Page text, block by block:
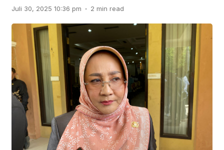
Juli 30, 2025 10:36 pm . 2 min read